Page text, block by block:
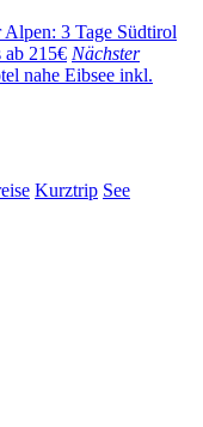
3 Tage Südtirol
215€ Nächster
nahe Eibsee inkl.
Kurztrip See